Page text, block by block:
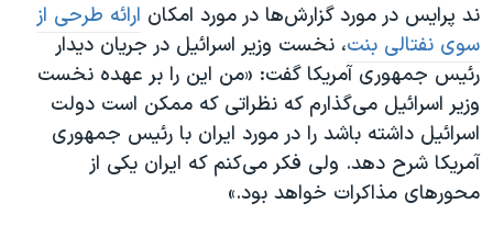
ند پرایس در مورد گزارش‌ها در مورد امکان ارائه طرحی از
سوی نفتالی بنت، نخست وزیر اسرائیل در جریان دیدار
رئیس جمهوری آمریکا گفت: «من این را بر عهده نخست
وزیر اسرائیل می‌گذارم که نظراتی که ممکن است دولت
اسرائیل داشته باشد را در مورد ایران با رئیس جمهوری
آمریکا شرح دهد. ولی فکر می‌کنم که ایران یکی از
محورهای مذاکرات خواهد بود.»